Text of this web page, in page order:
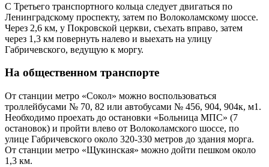
С Третьего транспортного кольца следует двигаться по
Ленинградскому проспекту, затем по Волоколамскому шоссе.
Через 2,6 км, у Покровской церкви, съехать вправо, затем
через 1,3 км повернуть налево и выехать на улицу
Габричевского, ведущую к моргу.
На общественном транспорте
От станции метро «Сокол» можно воспользоваться
троллейбусами № 70, 82 или автобусами № 456, 904, 904к, м1.
Необходимо проехать до остановки «Больница МПС» (7
остановок) и пройти влево от Волоколамского шоссе, по
улице Габричевского около 320-330 метров до здания морга.
От станции метро «Щукинская» можно дойти пешком около
1,3 км.